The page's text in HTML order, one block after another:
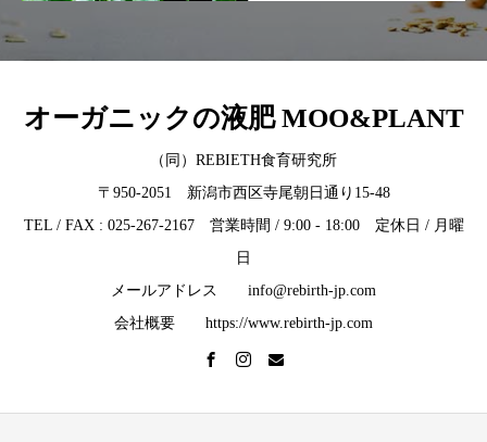
オーガニックの液肥 MOO&PLANT
（同）REBIETH食育研究所
〒950-2051 新潟市西区寺尾朝日通り15-48
TEL / FAX : 025-267-2167 営業時間 / 9:00 - 18:00 定休日 / 月曜
日
メールアドレス info@rebirth-jp.com
会社概要 https://www.rebirth-jp.com